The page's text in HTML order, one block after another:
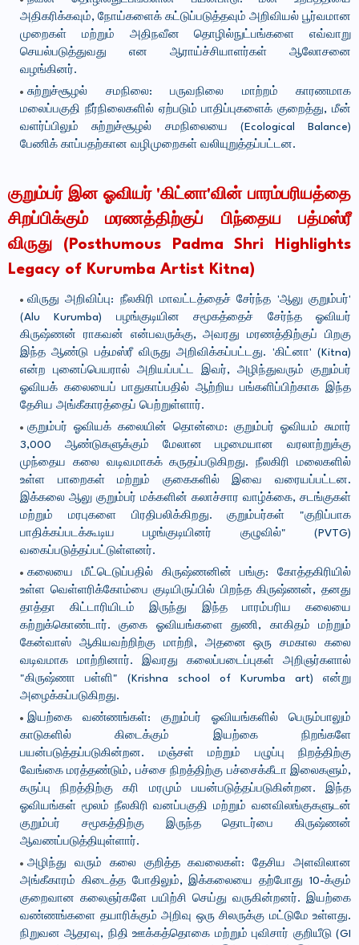
அதிகரிக்கவும், நோய்களைக் கட்டுப்படுத்தவும் அறிவியல் பூர்வமான
முறைகள் மற்றும் அதிநவீன தொழில்நுட்பங்களை எவ்வாறு
செயல்படுத்துவது என ஆராய்ச்சியாளர்கள் ஆலோசனை
வழங்கினர்.
சுற்றுச்சூழல் சமநிலை: பருவநிலை மாற்றம் காரணமாக
மலைப்பகுதி நீர்நிலைகளில் ஏற்படும் பாதிப்புகளைக் குறைத்து, மீன்
வளர்ப்பிலும் சுற்றுச்சூழல் சமநிலையை (Ecological Balance)
பேணிக் காப்பதற்கான வழிமுறைகள் வலியுறுத்தப்பட்டன.
குறும்பர் இன ஓவியர் 'கிட்னா'வின் பாரம்பரியத்தை
சிறப்பிக்கும் மரணத்திற்குப் பிந்தைய பத்மஸ்ரீ
விருது (Posthumous Padma Shri Highlights
Legacy of Kurumba Artist Kitna)
விருது அறிவிப்பு: நீலகிரி மாவட்டத்தைச் சேர்ந்த 'ஆலு குறும்பர்'
(Alu Kurumba) பழங்குடியின சமூகத்தைச் சேர்ந்த ஓவியர்
கிருஷ்ணன் ராகவன் என்பவருக்கு, அவரது மரணத்திற்குப் பிறகு
இந்த ஆண்டு பத்மஸ்ரீ விருது அறிவிக்கப்பட்டது. 'கிட்னா' (Kitna)
என்ற புனைப்பெயரால் அறியப்பட்ட இவர், அழிந்துவரும் குறும்பர்
ஓவியக் கலையைப் பாதுகாப்பதில் ஆற்றிய பங்களிப்பிற்காக இந்த
தேசிய அங்கீகாரத்தைப் பெற்றுள்ளார்.
குறும்பர் ஓவியக் கலையின் தொன்மை: குறும்பர் ஓவியம் சுமார்
3,000 ஆண்டுகளுக்கும் மேலான பழமையான வரலாற்றுக்கு
முந்தைய கலை வடிவமாகக் கருதப்படுகிறது. நீலகிரி மலைகளில்
உள்ள பாறைகள் மற்றும் குகைகளில் இவை வரையப்பட்டன.
இக்கலை ஆலு குறும்பர் மக்களின் கலாச்சார வாழ்க்கை, சடங்குகள்
மற்றும் மரபுகளை பிரதிபலிக்கிறது. குறும்பர்கள் "குறிப்பாக
பாதிக்கப்படக்கூடிய பழங்குடியினர் குழுவில்" (PVTG)
வகைப்படுத்தப்பட்டுள்ளனர்.
கலையை மீட்டெடுப்பதில் கிருஷ்ணனின் பங்கு: கோத்தகிரியில்
உள்ள வெள்ளரிக்கோம்பை குடியிருப்பில் பிறந்த கிருஷ்ணன், தனது
தாத்தா கிட்டாரியிடம் இருந்து இந்த பாரம்பரிய கலையை
கற்றுக்கொண்டார். குகை ஓவியங்களை துணி, காகிதம் மற்றும்
கேன்வாஸ் ஆகியவற்றிற்கு மாற்றி, அதனை ஒரு சமகால கலை
வடிவமாக மாற்றினார். இவரது கலைப்படைப்புகள் அறிஞர்களால்
"கிருஷ்ணா பள்ளி" (Krishna school of Kurumba art) என்று
அழைக்கப்படுகிறது.
இயற்கை வண்ணங்கள்: குறும்பர் ஓவியங்களில் பெரும்பாலும்
காடுகளில் கிடைக்கும் இயற்கை நிறங்களே
பயன்படுத்தப்படுகின்றன. மஞ்சள் மற்றும் பழுப்பு நிறத்திற்கு
வேங்கை மரத்தண்டும், பச்சை நிறத்திற்கு பச்சைக்கீடா இலைகளும்,
கருப்பு நிறத்திற்கு கரி மரமும் பயன்படுத்தப்படுகின்றன. இந்த
ஓவியங்கள் மூலம் நீலகிரி வனப்பகுதி மற்றும் வனவிலங்குகளுடன்
குறும்பர் சமூகத்திற்கு இருந்த தொடர்பை கிருஷ்ணன்
ஆவணப்படுத்தியுள்ளார்.
அழிந்து வரும் கலை குறித்த கவலைகள்: தேசிய அளவிலான
அங்கீகாரம் கிடைத்த போதிலும், இக்கலையை தற்போது 10-க்கும்
குறைவான கலைஞர்களே பயிற்சி செய்து வருகின்றனர். இயற்கை
வண்ணங்களை தயாரிக்கும் அறிவு ஒரு சிலருக்கு மட்டுமே உள்ளது.
நிறுவன ஆதரவு, நிதி ஊக்கத்தொகை மற்றும் புவிசார் குறியீடு (GI